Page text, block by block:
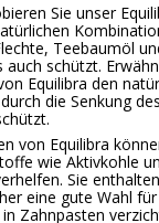
Sie unser
Teebaumöl
schützt.
Equilibra den
die Senkung
von Equilibra
wie Aktivkohle
Sie
eine gute Wahl
Zahnpasten